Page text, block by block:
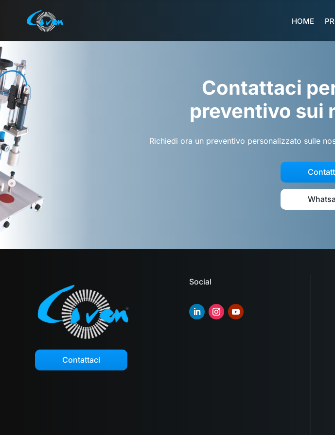
HOME
Contattaci
preventivo sui
Richiedi ora un preventivo personalizzato sulle
Contattaci
Social